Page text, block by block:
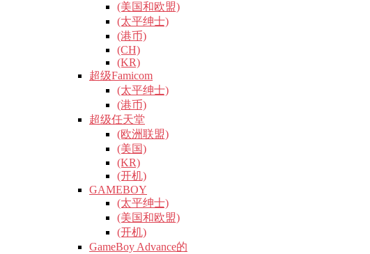
(美国和欧盟)
(太平绅士)
(港币)
(CH)
(KR)
超级Famicom
(太平绅士)
(港币)
超级任天堂
(欧洲联盟)
(美国)
(KR)
(开机)
GAMEBOY
(太平绅士)
(美国和欧盟)
(开机)
GameBoy Advance的